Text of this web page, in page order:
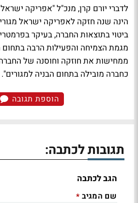
הינה שנה חזקה לאפריקה ישראל
ביטוי בתוצאות החברה, בעיקר
מגמת הצמיחה והפעילות הרבה בתחום
ממחישות את חוזקה וחוסנה של
כחברה מובילה בתחום הבניה למגורים".
הוספת תגובה
תגובות לכתבה:
הגב לכתבה
שם המגיב *